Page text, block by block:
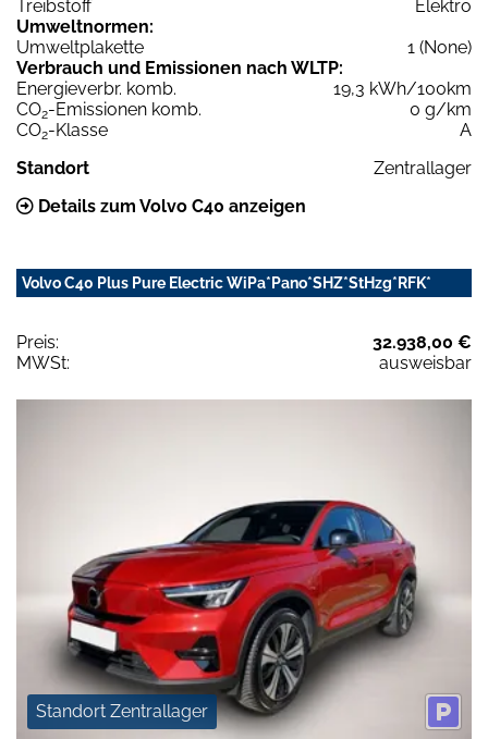
Treibstoff
Elektro
Umweltnormen:
Umweltplakette
1 (None)
Verbrauch und Emissionen nach WLTP:
Energieverbr. komb.
19,3 kWh/100km
CO2-Emissionen komb.
0 g/km
CO2-Klasse
A
Standort
Zentrallager
Details zum Volvo C40 anzeigen
Volvo C40 Plus Pure Electric WiPa*Pano*SHZ*StHzg*RFK*
Preis:
32.938,00 €
MWSt:
ausweisbar
Standort Zentrallager